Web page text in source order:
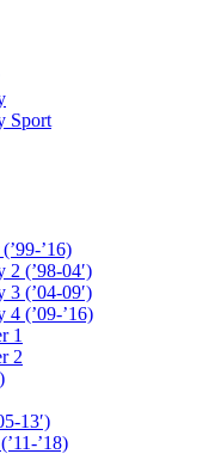
Sport
’16)
(’98-04′)
(’04-09′)
4 (’09-’16)
1
2
13′)
’18)